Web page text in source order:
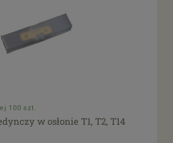
100 szt.
w osłonie T1, T2, T14